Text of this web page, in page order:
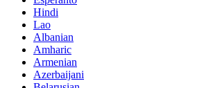
Hindi
Lao
Albanian
Amharic
Armenian
Azerbaijani